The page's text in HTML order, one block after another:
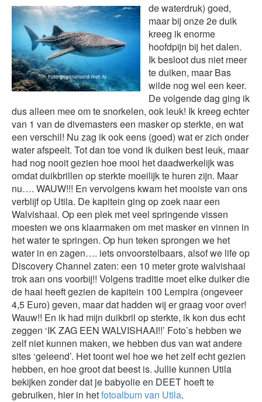
de waterdruk) goed,
maar bij onze 2e duik
kreeg ik enorme
hoofdpijn bij het dalen.
Ik besloot dus niet meer
te duiken, maar Bas
wilde nog wel een keer.
De volgende dag ging ik
dus alleen mee om te snorkelen, ook leuk! Ik kreeg echter
van 1 van de divemasters een masker op sterkte, en wat
een verschil! Nu zag ik ook eens (goed) wat er zich onder
water afspeelt. Tot dan toe vond ik duiken best leuk, maar
had nog nooit gezien hoe mooi het daadwerkelijk was
omdat duikbrillen op sterkte moeilijk te huren zijn. Maar
nu…. WAUW!!! En vervolgens kwam het mooiste van ons
verblijf op Utila. De kapitein ging op zoek naar een
Walvishaai. Op een plek met veel springende vissen
moesten we ons klaarmaken om met masker en vinnen in
het water te springen. Op hun teken sprongen we het
water in en zagen…. iets onvoorstelbaars, alsof we life op
Discovery Channel zaten: een 10 meter grote walvishaai
trok aan ons voorbij!! Volgens traditie moet elke duiker die
de haai heeft gezien de kapitein 100 Lempira (ongeveer
4,5 Euro) geven, maar dat hadden wij er graag voor over!
Wauw!! En ik had mijn duikbril op sterkte, ik kon dus echt
zeggen ‘IK ZAG EEN WALVISHAAI!!’ Foto’s hebben we
zelf niet kunnen maken, we hebben dus van wat andere
sites ‘geleend’. Het toont wel hoe we het zelf echt gezien
hebben, en hoe groot dat beest is. Jullie kunnen Utila
bekijken zonder dat je babyolie en DEET hoeft te
gebruiken, hier in hetfotoalbum van Utila.